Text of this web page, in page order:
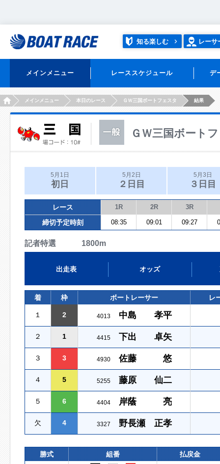
知る楽しむ レーサ
メインメニュー レーススケジュール デ
HOMEメインメニュー 本日のレース ＧＷ三国ボートフェスタ 結果
ＧＷ三国ボート
5月1日
初日
5月2日
２日目
5月3日
３日目
レース 1R 2R 3R
締切予定時刻 08:35 09:01 09:27
記者特選 1800m
出走表 オッズ
着 枠 ボートレーサー レ
１ 2 4013 中島 孝平
２ 1 4415 下出 卓矢
３ 3 4930 佐藤 悠
４ 5 5255 藤原 仙二
５ 6 4404 岸蔭 亮
欠 4 3327 野長瀬 正孝
勝式 組番 払戻金